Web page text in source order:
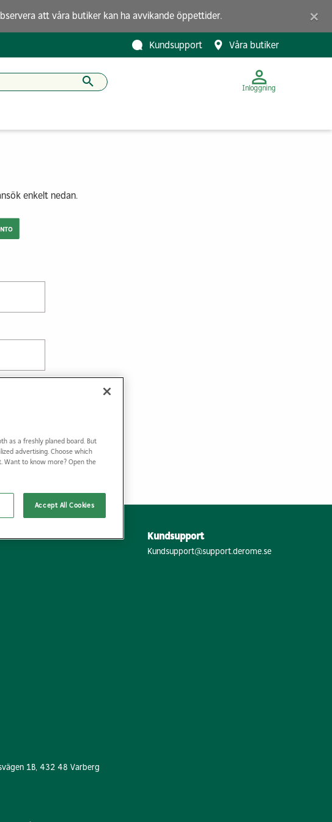
att våra butikerkan ha avvikande öppettider. ×
Kundsupport Våra butiker
Inloggning
enkelt nedan.
Kundsupport
Kundsupport@support.derome.se
1B, 432 48 Varberg
as a freshly planed board. But
advertising. Choose which
Want to know more? Open the
Accept All Cookies